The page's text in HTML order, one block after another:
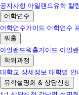
공지사항 아일랜드유학 칼
어학연수
어학연수가이드 어학연수
워홀
아일랜드워홀가이드 아일
학위과정
대학교 상세정보 대학별 안
유학설명회 & 상담신청